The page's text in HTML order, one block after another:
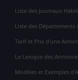
Liste des Journaux
Liste des
Tarif et Prix d'une
Le Lexique des
Modèles et Exemples